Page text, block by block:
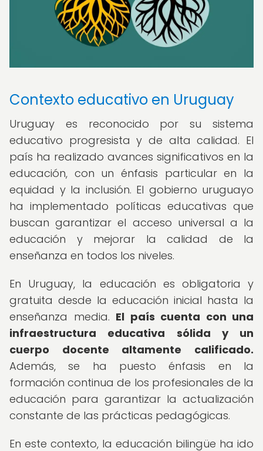
Contexto educativo en Uruguay
Uruguay es reconocido por su sistema
educativo progresista y de alta calidad. El
país ha realizado avances significativos en la
educación, con un énfasis particular en la
equidad y la inclusión. El gobierno uruguayo
ha implementado políticas educativas que
buscan garantizar el acceso universal a la
educación y mejorar la calidad de la
enseñanza en todos los niveles.
En Uruguay, la educación es obligatoria y
gratuita desde la educación inicial hasta la
enseñanza media. El país cuenta con una
infraestructura educativa sólida y un
cuerpo docente altamente calificado.
Además, se ha puesto énfasis en la
formación continua de los profesionales de la
educación para garantizar la actualización
constante de las prácticas pedagógicas.
En este contexto, la educación bilingüe ha ido